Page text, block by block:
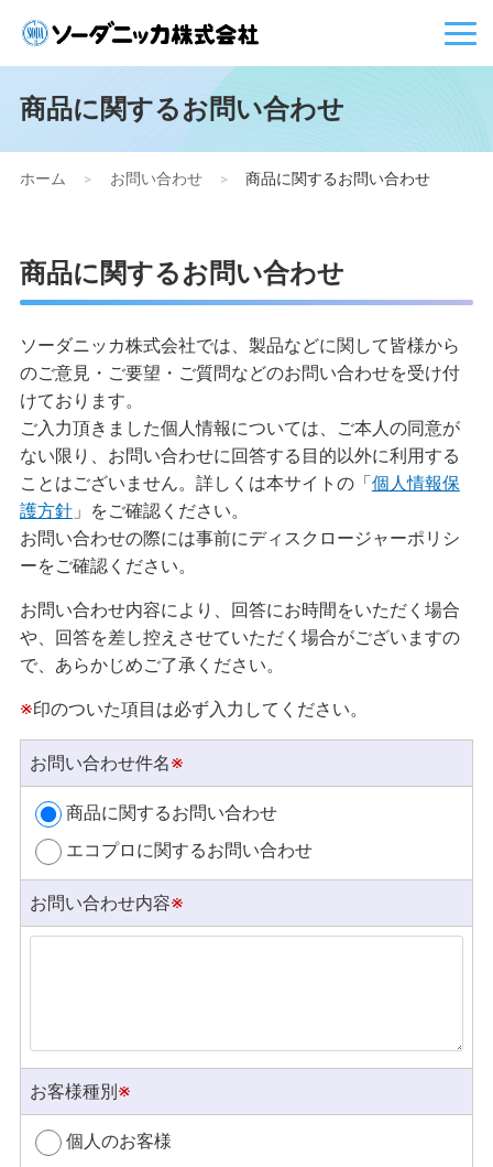
商品に関するお問い合わせ
ホーム > お問い合わせ > 商品に関するお問い合わせ
商品に関するお問い合わせ
ソーダニッカ株式会社では、製品などに関して皆様から
のご意見・ご要望・ご質問などのお問い合わせを受け付
けております。
ご入力頂きました個人情報については、ご本人の同意が
ない限り、お問い合わせに回答する目的以外に利用する
ことはございません。詳しくは本サイトの「 個人情報保
護方針」をご確認ください。
お問い合わせの際には事前にディスクロージャーポリシ
ーをご確認ください。
お問い合わせ内容により、回答にお時間をいただく場合
や、回答を差し控えさせていただく場合がございますの
で、あらかじめご了承ください。
※印のついた項目は必ず入力してください。
お問い合わせ件名※
商品に関するお問い合わせ
エコプロに関するお問い合わせ
お問い合わせ内容※
お客様種別 ※
個人のお客様